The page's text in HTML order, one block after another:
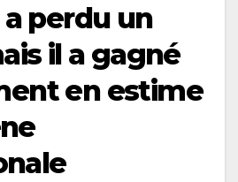
perdu un
il a gagné
en estime